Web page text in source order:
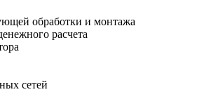
обработки и монтажа
расчета
сетей